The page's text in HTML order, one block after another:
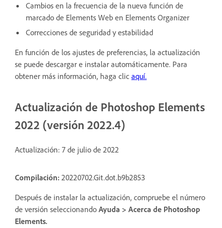
Cambios en la frecuencia de la nueva función de
marcado de Elements Web en Elements Organizer
Correcciones de seguridad y estabilidad
En función de los ajustes de preferencias, la actualización
se puede descargar e instalar automáticamente. Para
obtener más información, haga clic aquí.
Actualización de Photoshop Elements
2022 (versión 2022.4)
Actualización: 7 de julio de 2022
Compilación: 20220702.Git.dot.b9b2853
Después de instalar la actualización, compruebe el número
de versión seleccionando Ayuda > Acerca de Photoshop
Elements.